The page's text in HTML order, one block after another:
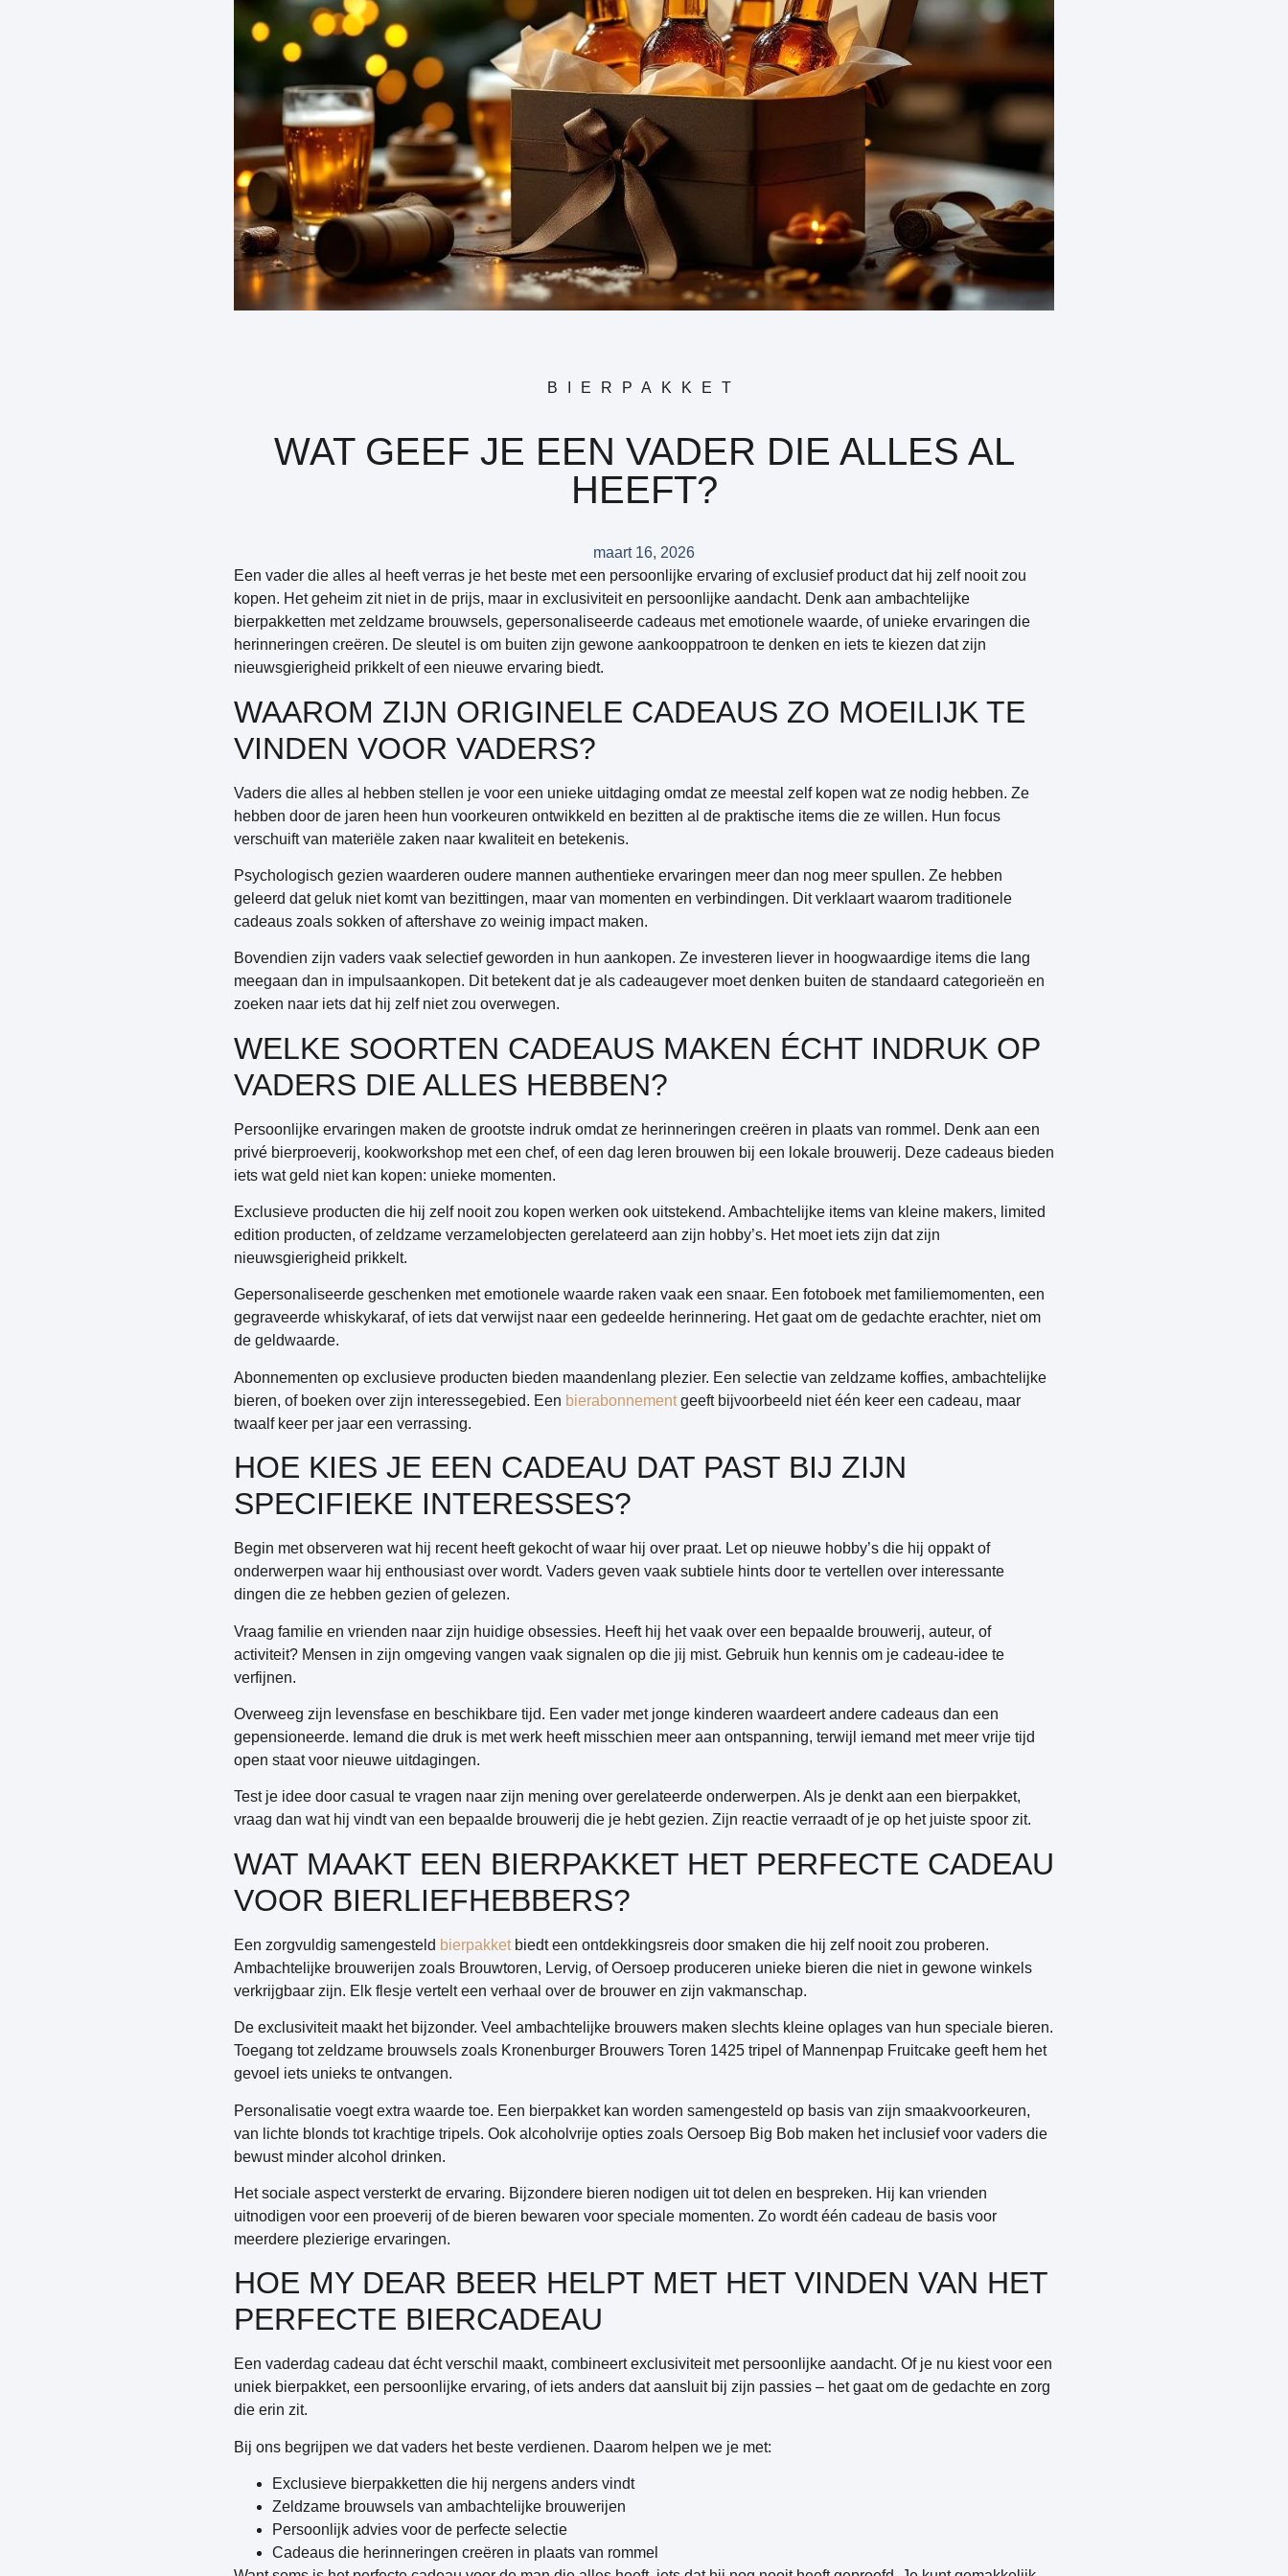
BIERPAKKET
WAT GEEF JE EEN VADER DIE ALLES AL
HEEFT?
maart 16, 2026
Een vader die alles al heeft verras je het beste met een persoonlijke ervaring of exclusief product dat hij zelf nooit zou
kopen. Het geheim zit niet in de prijs, maar in exclusiviteit en persoonlijke aandacht. Denk aan ambachtelijke
bierpakketten met zeldzame brouwsels, gepersonaliseerde cadeaus met emotionele waarde, of unieke ervaringen die
herinneringen creëren. De sleutel is om buiten zijn gewone aankooppatroon te denken en iets te kiezen dat zijn
nieuwsgierigheid prikkelt of een nieuwe ervaring biedt.
WAAROM ZIJN ORIGINELE CADEAUS ZO MOEILIJK TE
VINDEN VOOR VADERS?
Vaders die alles al hebben stellen je voor een unieke uitdaging omdat ze meestal zelf kopen wat ze nodig hebben. Ze
hebben door de jaren heen hun voorkeuren ontwikkeld en bezitten al de praktische items die ze willen. Hun focus
verschuift van materiële zaken naar kwaliteit en betekenis.
Psychologisch gezien waarderen oudere mannen authentieke ervaringen meer dan nog meer spullen. Ze hebben
geleerd dat geluk niet komt van bezittingen, maar van momenten en verbindingen. Dit verklaart waarom traditionele
cadeaus zoals sokken of aftershave zo weinig impact maken.
Bovendien zijn vaders vaak selectief geworden in hun aankopen. Ze investeren liever in hoogwaardige items die lang
meegaan dan in impulsaankopen. Dit betekent dat je als cadeaugever moet denken buiten de standaard categorieën en
zoeken naar iets dat hij zelf niet zou overwegen.
WELKE SOORTEN CADEAUS MAKEN ÉCHT INDRUK OP
VADERS DIE ALLES HEBBEN?
Persoonlijke ervaringen maken de grootste indruk omdat ze herinneringen creëren in plaats van rommel. Denk aan een
privé bierproeverij, kookworkshop met een chef, of een dag leren brouwen bij een lokale brouwerij. Deze cadeaus bieden
iets wat geld niet kan kopen: unieke momenten.
Exclusieve producten die hij zelf nooit zou kopen werken ook uitstekend. Ambachtelijke items van kleine makers, limited
edition producten, of zeldzame verzamelobjecten gerelateerd aan zijn hobby’s. Het moet iets zijn dat zijn
nieuwsgierigheid prikkelt.
Gepersonaliseerde geschenken met emotionele waarde raken vaak een snaar. Een fotoboek met familiemomenten, een
gegraveerde whiskykaraf, of iets dat verwijst naar een gedeelde herinnering. Het gaat om de gedachte erachter, niet om
de geldwaarde.
Abonnementen op exclusieve producten bieden maandenlang plezier. Een selectie van zeldzame koffies, ambachtelijke
bieren, of boeken over zijn interessegebied. Een bierabonnementgeeft bijvoorbeeld niet één keer een cadeau, maar
twaalf keer per jaar een verrassing.
HOE KIES JE EEN CADEAU DAT PAST BIJ ZIJN
SPECIFIEKE INTERESSES?
Begin metobserveren wat hij recent heeft gekochtof waar hij over praat. Let op nieuwe hobby’s die hij oppakt of
onderwerpen waar hij enthousiast over wordt. Vaders geven vaak subtiele hints door te vertellen over interessante
dingen die ze hebben gezien of gelezen.
Vraag familie en vrienden naar zijn huidige obsessies. Heeft hij het vaak over een bepaalde brouwerij, auteur, of
activiteit? Mensen in zijn omgeving vangen vaak signalen op die jij mist. Gebruik hun kennis om je cadeau-idee te
verfijnen.
Overweeg zijn levensfase en beschikbare tijd. Een vader met jonge kinderen waardeert andere cadeaus dan een
gepensioneerde. Iemand die druk is met werk heeft misschien meer aan ontspanning, terwijl iemand met meer vrije tijd
open staat voor nieuwe uitdagingen.
Test je idee door casual te vragen naar zijn mening over gerelateerde onderwerpen. Als je denkt aan een bierpakket,
vraag dan wat hij vindt van een bepaalde brouwerij die je hebt gezien. Zijn reactie verraadt of je op het juiste spoor zit.
WAT MAAKT EEN BIERPAKKET HET PERFECTE CADEAU
VOOR BIERLIEFHEBBERS?
Een zorgvuldig samengesteld bierpakketbiedt een ontdekkingsreis door smaken die hij zelf nooit zou proberen.
Ambachtelijke brouwerijen zoals Brouwtoren, Lervig, of Oersoep produceren unieke bieren die niet in gewone winkels
verkrijgbaar zijn. Elk flesje vertelt een verhaal over de brouwer en zijn vakmanschap.
De exclusiviteit maakt het bijzonder. Veel ambachtelijke brouwers maken slechts kleine oplages van hun speciale bieren.
Toegang tot zeldzame brouwsels zoals Kronenburger Brouwers Toren 1425 tripel of Mannenpap Fruitcake geeft hem het
gevoel iets unieks te ontvangen.
Personalisatie voegt extra waarde toe. Een bierpakket kan worden samengesteld op basis van zijn smaakvoorkeuren,
van lichte blonds tot krachtige tripels. Ook alcoholvrije opties zoals Oersoep Big Bob maken het inclusief voor vaders die
bewust minder alcohol drinken.
Het sociale aspect versterkt de ervaring. Bijzondere bieren nodigen uit tot delen en bespreken. Hij kan vrienden
uitnodigen voor een proeverij of de bieren bewaren voor speciale momenten. Zo wordt één cadeau de basis voor
meerdere plezierige ervaringen.
HOE MY DEAR BEER HELPT MET HET VINDEN VAN HET
PERFECTE BIERCADEAU
Een vaderdag cadeau dat écht verschil maakt, combineert exclusiviteit met persoonlijke aandacht. Of je nu kiest voor een
uniek bierpakket, een persoonlijke ervaring, of iets anders dat aansluit bij zijn passies – het gaat om de gedachte en zorg
die erin zit.
Bij ons begrijpen we dat vaders het beste verdienen. Daarom helpen we je met:
Exclusieve bierpakketten die hij nergens anders vindt
Zeldzame brouwsels van ambachtelijke brouwerijen
Persoonlijk advies voor de perfecte selectie
Cadeaus die herinneringen creëren in plaats van rommel